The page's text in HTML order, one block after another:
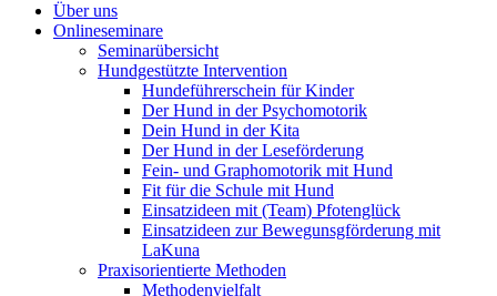
Über uns
Onlineseminare
Seminarübersicht
Hundgestützte Intervention
Hundeführerschein für Kinder
Der Hund in der Psychomotorik
Dein Hund in der Kita
Der Hund in der Leseförderung
Fein- und Graphomotorik mit Hund
Fit für die Schule mit Hund
Einsatzideen mit (Team) Pfotenglück
Einsatzideen zur Bewegunsgförderung mit
LaKuna
Praxisorientierte Methoden
Methodenvielfalt